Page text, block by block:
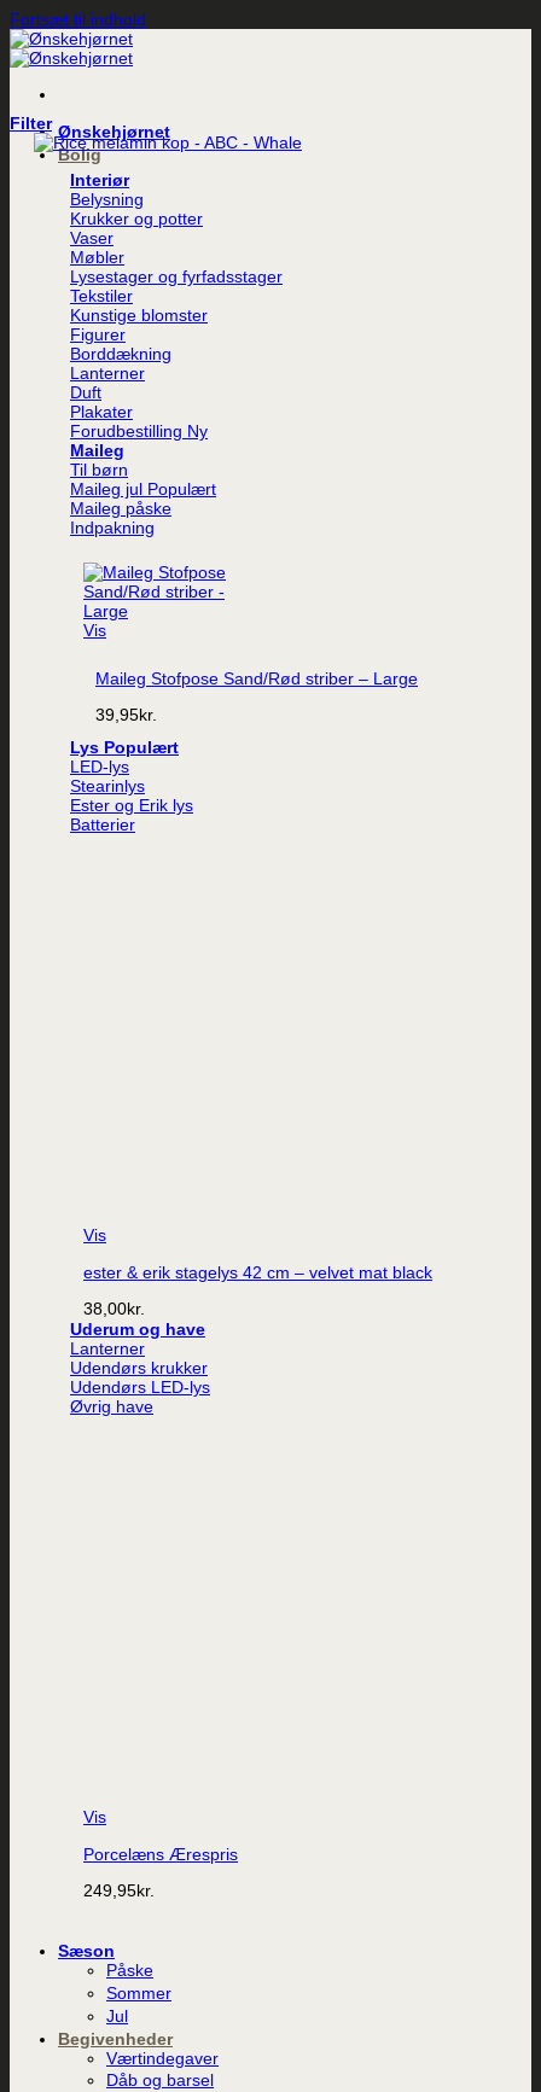
Fortsæt til indhold
Ønskehjørnet
Bolig
Interiør
Belysning
Krukker og potter
Vaser
Møbler
Lysestager og fyrfadsstager
Tekstiler
Kunstige blomster
Figurer
Borddækning
Lanterner
Duft
Plakater
Forudbestilling
Maileg
Til børn
Maileg jul
Maileg påske
Indpakning
Vis
Maileg Stofpose Sand/Rød striber – Large
39,95kr.
Lys
LED-lys
Stearinlys
Ester og Erik lys
Batterier
Vis
ester & erik stagelys 42 cm – velvet mat black
38,00kr.
Uderum og have
Lanterner
Udendørs krukker
Udendørs LED-lys
Øvrig have
Vis
Porcelæns Ærespris
249,95kr.
Sæson
Påske
Sommer
Jul
Begivenheder
Værtindegaver
Dåb og barsel
Filter